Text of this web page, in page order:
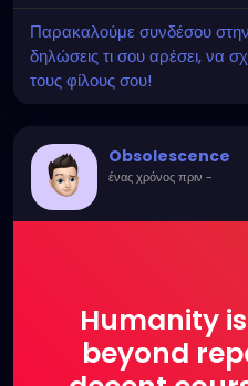
Παρακαλούμε συνδέσου
δηλώσεις τι σου αρέσει, να
τους φίλους σου!
Obsolescence
ένας χρόνος πριν -
Humanity
beyond